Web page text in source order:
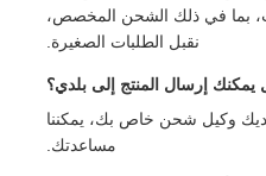
بما في ذلك الشحن المخصص،
نقبل الطلبات الصغيرة.
لديك وكيل شحن خاص بك، يمكننا
مساعدتك.